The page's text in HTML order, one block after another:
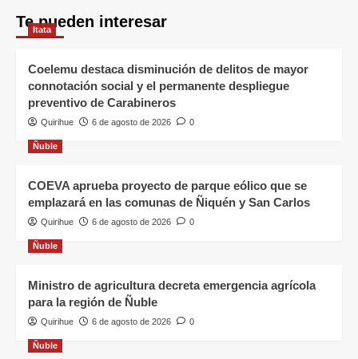
Te pueden interesar
Itata
Coelemu destaca disminución de delitos de mayor
connotación social y el permanente despliegue
preventivo de Carabineros
Quirihue 6 de agosto de 2026 0
Ñuble
COEVA aprueba proyecto de parque eólico que se
emplazará en las comunas de Ñiquén y San Carlos
Quirihue 6 de agosto de 2026 0
Ñuble
Ministro de agricultura decreta emergencia agrícola
para la región de Ñuble
Quirihue 6 de agosto de 2026 0
Ñuble